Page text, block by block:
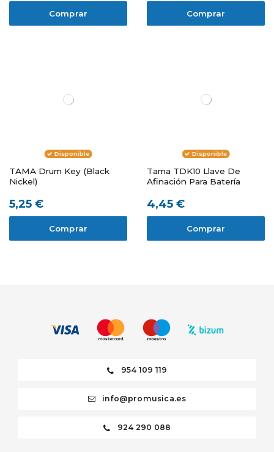
Comprar Comprar
Disponible
TAMA Drum Key (Black
Nickel)
5,25 €
Comprar
Disponible
Tama TDK10 Llave De
Afinación Para Batería
4,45 €
Comprar
954 109 119
info@promusica.es
924 290 088